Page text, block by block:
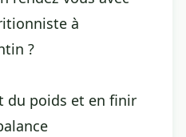
à
?
du poids et en finir